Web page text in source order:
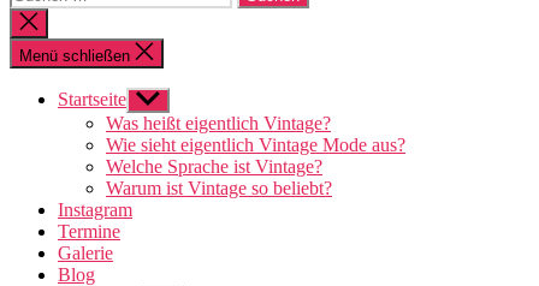
nach:
Suche
schließen
Menü schließen
Startseite Untermenü
anzeigen
Was heißt eigentlich Vintage?
Wie sieht eigentlich Vintage Mode aus?
Welche Sprache ist Vintage?
Warum ist Vintage so beliebt?
Instagram
Termine
Galerie
Blog